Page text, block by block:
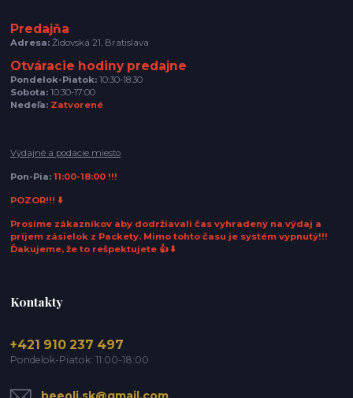
Predajňa
Adresa: Židovská 21, Bratislava
Otváracie hodiny predajne
Pondelok-Piatok: 10:30-18:30
Sobota: 10:30-17:00
Nedeľa: Zatvorené
Výdajné a podacie miesto
Pon-Pia:11:00-18:00 !!!
POZOR!!! ⬇️
Prosíme zákazníkov aby dodržiavali čas vyhradený na výdaj a
príjem zásielok z Packety. Mimo tohto času je systém vypnutý!!!
Ďakujeme, že to rešpektujete 👍 ⬇️
Kontakty
+421 910 237 497
Pondelok-Piatok: 11:00-18:00